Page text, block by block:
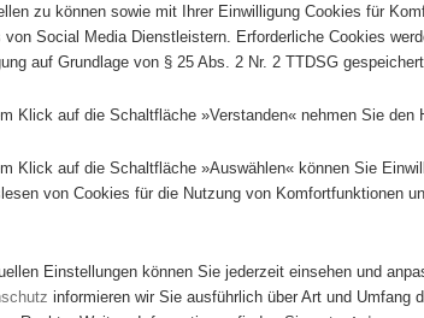
auf Karte anzeigen
Initiativen Projekte Nach
88 Suchergebnisse
zu können sowie mit Ihrer Einwilligung Cookies für
von Social Media Dienstleistern. Erforderliche Cookies
auf Grundlage von § 25 Abs. 2 Nr. 2 TTDSG
Klick auf die Schaltfläche »Verstanden« nehmen Sie den
Klick auf die Schaltfläche »Auswählen« können Sie
von Cookies für die Nutzung von Komfortfunktionen
Einstellungen können Sie jederzeit einsehen und
informieren wir Sie ausführlich über Art und Umfang